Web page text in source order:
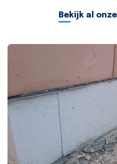
Bekijk al